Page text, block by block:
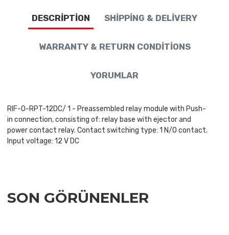
DESCRIPTION SHIPPING & DELIVERY
WARRANTY & RETURN CONDITIONS
YORUMLAR
RIF-0-RPT-12DC/ 1 - Preassembled relay module with Push-
in connection, consisting of: relay base with ejector and
power contact relay. Contact switching type: 1 N/O contact.
Input voltage: 12 V DC
SON GÖRÜNENLER